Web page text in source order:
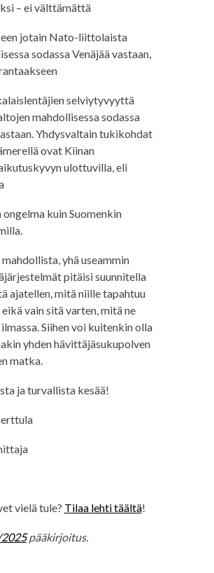
– ei välttämättä
jotain Nato-liittolaista
sodassa Venäjää vastaan,
selviytyvyyttä
mahdollisessa sodassa
Yhdysvaltain tukikohdat
ovat Kiinan
ulottuvilla, eli
ongelma kuin Suomenkin
mahdollista, yhä useammin
pitäisi suunnitella
ajatellen, mitä niille tapahtuu
eikä vain sitä varten, mitä ne
Siihen voi kuitenkin olla
yhden hävittäjäsukupolven
matka.
ja turvallista kesää!
vielä tule? Tilaa lehti täältä!
pääkirjoitus.